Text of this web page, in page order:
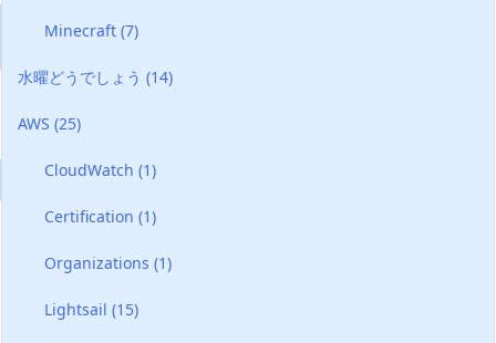
Minecraft(7)
水曜どうでしょう (14)
AWS (25)
CloudWatch(1)
Certification(1)
Organizations(1)
Lightsail(15)